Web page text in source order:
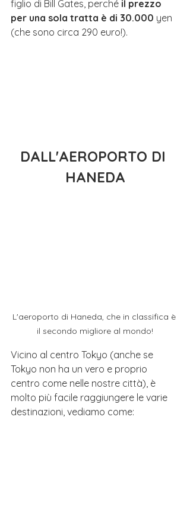
figlio di Bill Gates, perché il prezzo
per una sola tratta è di 30.000 yen
(che sono circa 290 euro!).
DALL'AEROPORTO DI
HANEDA
L'aeroporto di Haneda, che in classifica è
il secondo migliore al mondo!
Vicino al centro Tokyo (anche se
Tokyo non ha un vero e proprio
centro come nelle nostre città), è
molto più facile raggiungere le varie
destinazioni, vediamo come: